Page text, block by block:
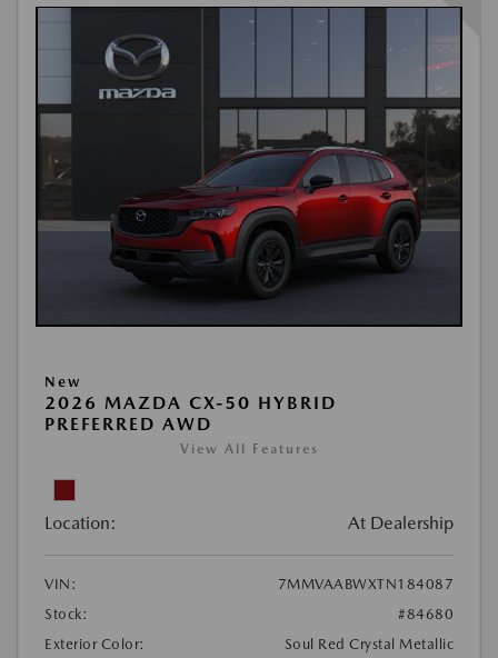
New
2026 MAZDA CX-50 HYBRID
PREFERRED AWD
View All Features
Location: At Dealership
VIN:
7MMVAABWXTN184087
Stock:
#84680
Exterior Color:
Soul Red Crystal Metallic